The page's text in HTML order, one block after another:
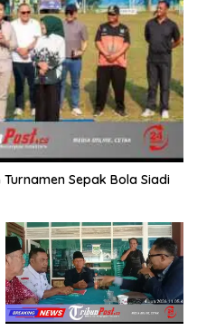
Sepak Bola Siadi